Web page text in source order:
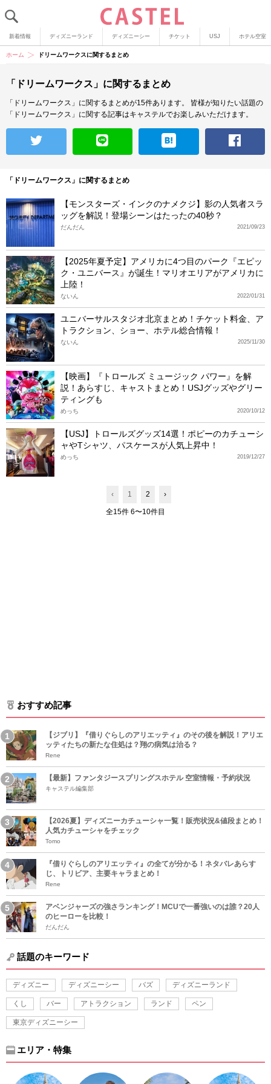
新着情報 ディズニーランド ディズニーシー チケット USJ ホテル空室
ホーム ドリームワークスに関するまとめ
「ドリームワークス」に関するまとめ
「ドリームワークス」に関するまとめが15件あります。
皆様が知りたい話題の
「ドリームワークス」に関する記事はキャステルでお楽しみいただけます。
「ドリームワークス」に関するまとめ
【モンスターズ・インクのナメクジ】影の人気者スラ
ッグを解説！登場シーンはたったの40秒？
2021/09/23
だんだん
【2025年夏予定】アメリカに4つ目のパーク『エピッ
ク・ユニバース』が誕生！マリオエリアがアメリカに
上陸！
2022/01/31
ないん
ユニバーサルスタジオ北京まとめ！チケット料金、ア
トラクション、ショー、ホテル総合情報！
2025/11/30
ないん
【映画】『トロールズ ミュージック パワー』を解
説！あらすじ、キャストまとめ！USJグッズやグリー
ティングも
2020/10/12
めっち
【USJ】トロールズグッズ14選！ポピーのカチューシ
ャやTシャツ、パスケースが人気上昇中！
2019/12/27
めっち
‹ 1 2 ›
全15件 6〜10件目
おすすめ記事
【ジブリ】『借りぐらしのアリエッティ』のその後を解説！アリエ
ッティたちの新たな住処は？翔の病気は治る？
Rene
【最新】ファンタジースプリングスホテル 空室情報・予約状況
キャステル編集部
【2026夏】ディズニーカチューシャ一覧！販売状況&値段まとめ！
人気カチューシャをチェック
Tomo
『借りぐらしのアリエッティ』の全てが分かる！ネタバレあらす
じ、トリビア、主要キャラまとめ！
Rene
アベンジャーズの強さランキング！MCUで一番強いのは誰？20人
のヒーローを比較！
だんだん
話題のキーワード
ディズニー ディズニーシー バズ ディズニーランド
くし バー アトラクション ランド ペン
東京ディズニーシー
エリア・特集